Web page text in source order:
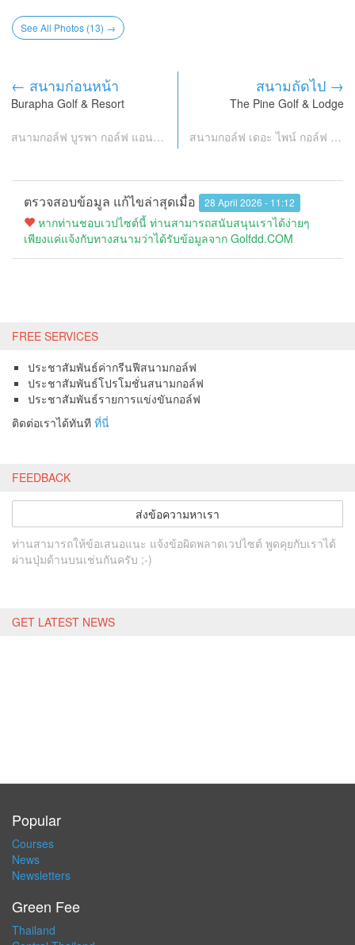
See All Photos (13) →
← สนามก่อนหน้า
Burapha Golf & Resort
สนามกอล์ฟ บูรพา กอล์ฟ แอนด์ รีสอร์ท
สนามถัดไป →
The Pine Golf & Lodge
สนามกอล์ฟ เดอะ ไพน์ กอล์ฟ แอนด์ ลอดจ์
ตรวจสอบข้อมูล แก้ไขล่าสุดเมื่อ 28 April 2026 - 11:12
หากท่านชอบเวปไซต์นี้ ท่านสามารถสนับสนุนเราได้ง่ายๆ
เพียงแค่แจ้งกับทางสนามว่าได้รับข้อมูลจาก Golfdd.COM
FREE SERVICES
ประชาสัมพันธ์ค่ากรีนฟีสนามกอล์ฟ
ประชาสัมพันธ์โปรโมชั่นสนามกอล์ฟ
ประชาสัมพันธ์รายการแข่งขันกอล์ฟ
ติดต่อเราได้ทันที ที่นี่
FEEDBACK
ส่งข้อความหาเรา
ท่านสามารถให้ข้อเสนอแนะ แจ้งข้อผิดพลาดเวปไซต์ พูดคุยกับเราได้
ผ่านปุ่มด้านบนเช่นกันครับ ;-)
GET LATEST NEWS
Popular
Courses
News
Newsletters
Green Fee
Thailand